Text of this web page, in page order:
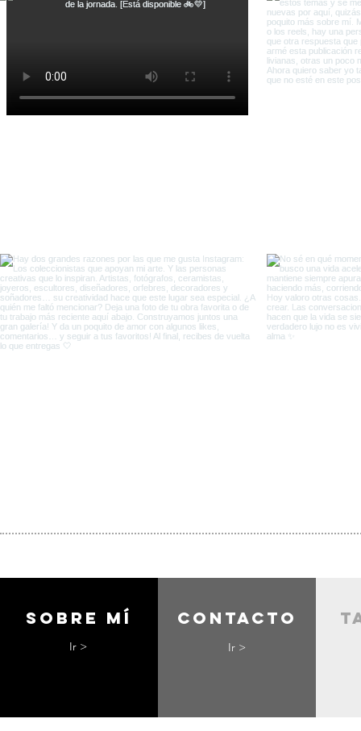
Sobre mí
Ir >
contacto
Ir >